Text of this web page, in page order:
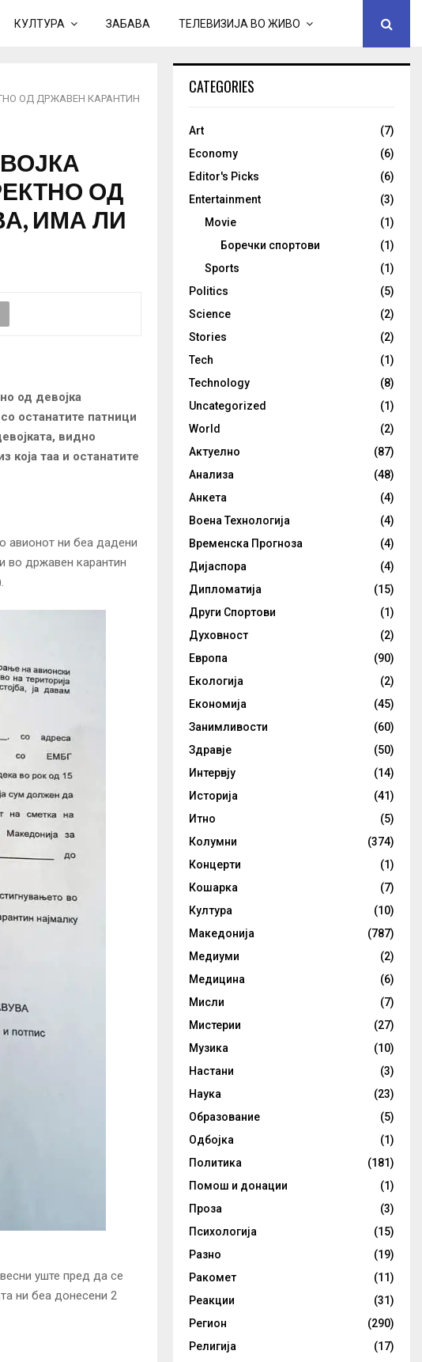
КУЛТУРА ЗАБАВА ТЕЛЕВИЗИЈА ВО ЖИВО
ОД ДРЖАВЕН КАРАНТИН
ОД
ИМА ЛИ
од девојка
останатите патници
видно
која таа и останатите
авионот ни беа дадени
во државен карантин
уште пред да се
ни беа донесени 2
CATEGORIES
Art
(7)
Economy
(6)
Editor's Picks
(6)
Entertainment
(3)
Movie
(1)
Боречки спортови
(1)
Sports
(1)
Politics
(5)
Science
(2)
Stories
(2)
Tech
(1)
Technology
(8)
Uncategorized
(1)
World
(2)
Актуелно
(87)
Анализа
(48)
Анкета
(4)
Воена Технологија
(4)
Временска Прогноза
(4)
Дијаспора
(4)
Дипломатија
(15)
Други Спортови
(1)
Духовност
(2)
Европа
(90)
Екологија
(2)
Економија
(45)
Занимливости
(60)
Здравје
(50)
Интервју
(14)
Историја
(41)
Итно
(5)
Колумни
(374)
Концерти
(1)
Кошарка
(7)
Култура
(10)
Македонија
(787)
Медиуми
(2)
Медицина
(6)
Мисли
(7)
Мистерии
(27)
Музика
(10)
Настани
(3)
Наука
(23)
Образование
(5)
Одбојка
(1)
Политика
(181)
Помош и донации
(1)
Проза
(3)
Психологија
(15)
Разно
(19)
Ракомет
(11)
Реакции
(31)
Регион
(290)
Религија
(17)